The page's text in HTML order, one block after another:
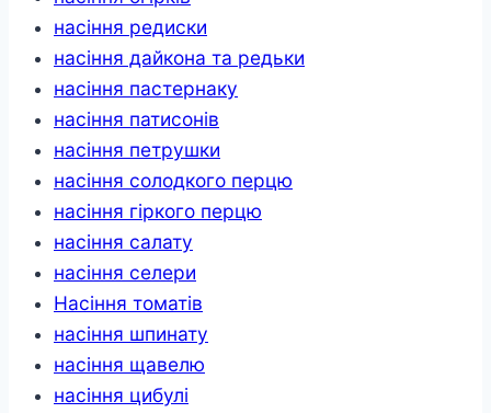
насіння редиски
насіння дайкона та редьки
насіння пастернаку
насіння патисонів
насіння петрушки
насіння солодкого перцю
насіння гіркого перцю
насіння салату
насіння селери
Насіння томатів
насіння шпинату
насіння щавелю
насіння цибулі